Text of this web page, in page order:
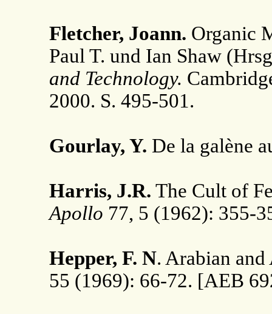
Fletcher, Joann. Organic
Paul T. und Ian Shaw
and Technology.
2000. S. 495-501.
Gourlay, Y. De la galène
Harris, J.R. The Cult of
Apollo 77, 5 (1962): 355-
Hepper, F. N. Arabian
55 (1969): 66-72. [AEB